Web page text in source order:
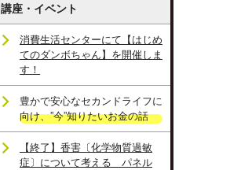
講座・イベント
消費生活センターにて【はじめ
てのダンボちゃん】を開催しま
す！
豊かで安心なセカンドライフに
向け、”今”知りたいお金の話
【終了】香害〔化学物質過敏
症〕について考える パネル